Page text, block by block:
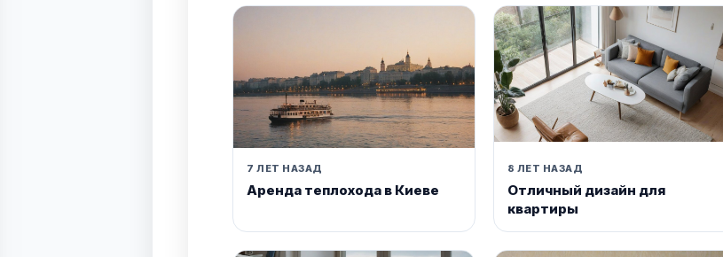
7 ЛЕТ НАЗАД
Аренда теплохода в Киеве
8 ЛЕТ НАЗАД
Отличный дизайн для
квартиры